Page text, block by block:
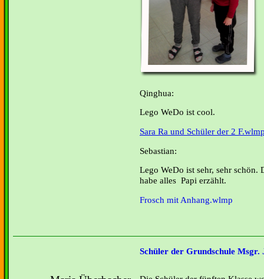
Qinghua:
Lego WeDo ist cool.
Sara Ra und Schüler der 2
Sebastian:
Lego WeDo ist sehr, sehr
habe alles Papi erzählt.
Frosch mit Anhang.wlmp
Schüler der Grundschule